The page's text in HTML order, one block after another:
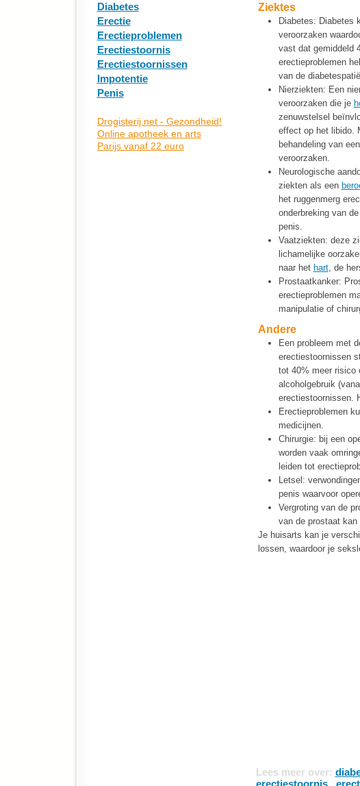
Diabetes
Erectie
Erectieproblemen
Erectiestoornis
Erectiestoornissen
Impotentie
Penis
Ziektes
Diabetes: Diabetes
veroorzaken
vast dat gemiddeld
erectieproblemen
van de
Nierziekten: Een
veroorzaken die je
zenuwstelsel
effect op het libido.
behandeling van
veroorzaken.
Neurologische
ziekten als een
het ruggenmerg
onderbreking van
penis.
Vaatziekten: deze
lichamelijke
naar het hart, de
Prostaatkanker:
erectieproblemen
manipulatie of
Andere
Een probleem met
erectiestoornissen
tot 40% meer risico
alcoholgebruik
erectiestoornissen.
Erectieproblemen
medicijnen.
Chirurgie: bij een
worden vaak
leiden tot
Letsel:
penis waarvoor
Vergroting van de
van de prostaat
Je huisarts kan je
lossen, waardoor je
Lees meer over:
erectiestoornis,